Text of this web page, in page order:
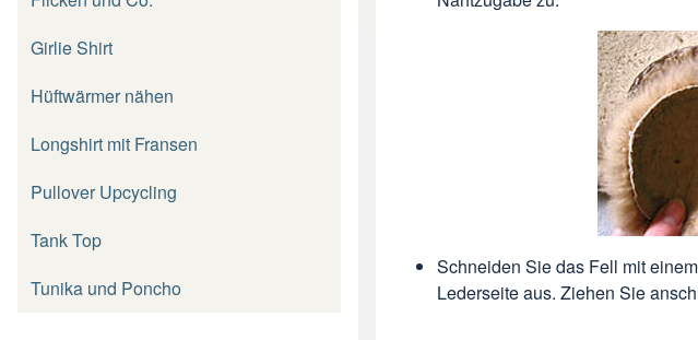
Girlie Shirt
Hüftwärmer nähen
Longshirt mit Fransen
Pullover Upcycling
Tank Top
Tunika und Poncho
Schneiden Sie das Fell mit
Lederseite aus. Ziehen Sie